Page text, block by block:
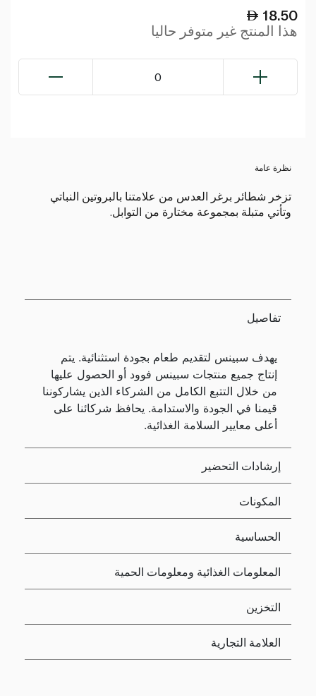
18.50
هذا المنتج غير متوفر حاليا
0
نظرة عامة
تزخر شطائر برغر العدس من علامتنا بالبروتين النباتي
وتأتي متبلة بمجموعة مختارة من التوابل.
تفاصيل
يهدف سبينس لتقديم طعام بجودة استثنائية. يتم
إنتاج جميع منتجات سبينس فوود أو الحصول عليها
من خلال التتبع الكامل من الشركاء الذين يشاركوننا
قيمنا في الجودة والاستدامة. يحافظ شركائنا على
أعلى معايير السلامة الغذائية.
إرشادات التحضير
المكونات
الحساسية
المعلومات الغذائية ومعلومات الحمية
التخزين
العلامة التجارية